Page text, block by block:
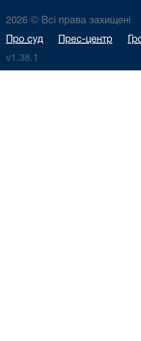
2026 © Всі права захищені
Про суд Прес-центр
v1.38.1